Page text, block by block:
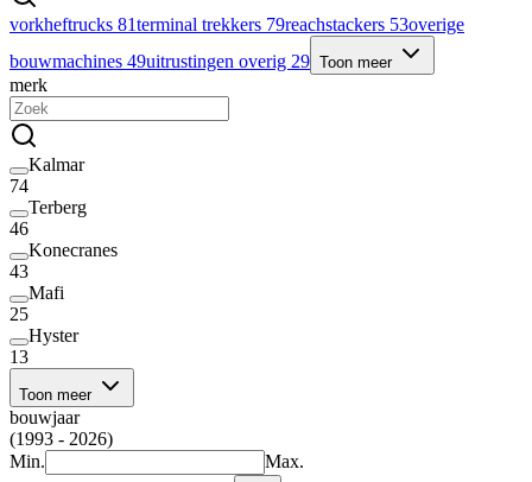
vorkheftrucks 81terminal trekkers 79reachstackers 53overige
bouwmachines 49uitrustingen overig 29 Toon meer
merk
Kalmar
74
Terberg
46
Konecranes
43
Mafi
25
Hyster
13
Toon meer
bouwjaar
(1993 - 2026)
Min.
Max.